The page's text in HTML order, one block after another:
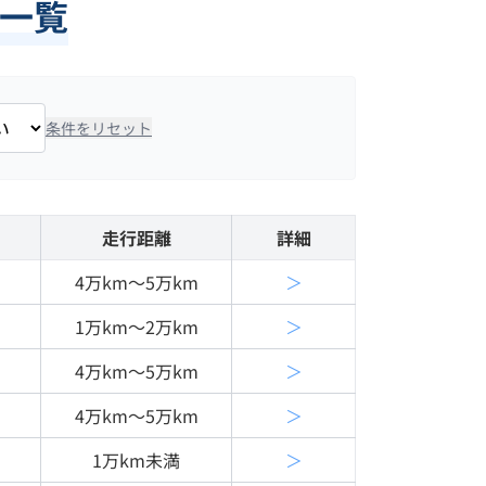
覧
条件をリセット
走行距離
詳細
4万km〜5万km
＞
1万km〜2万km
＞
4万km〜5万km
＞
4万km〜5万km
＞
1万km未満
＞